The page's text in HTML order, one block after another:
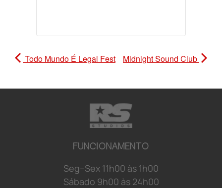
Todo Mundo É Legal Fest Midnight Sound Club
FUNCIONAMENTO
Seg–Sex 11h00 às 1h00
Sábado 9h00 às 24h00